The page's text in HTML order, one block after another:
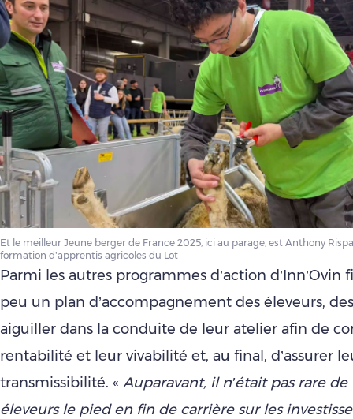
Et le meilleur Jeune berger de France 2025, ici au parage, est Anthony
formation d’apprentis agricoles du Lot
Parmi les autres programmes d’action d’Inn’Ovin
peu un plan d’accompagnement des éleveurs,
aiguiller dans la conduite de leur atelier afin de
rentabilité et leur vivabilité et, au final, d’assurer
transmissibilité. « Auparavant, il n’était pas rare de
éleveurs le pied en fin de carrière sur les